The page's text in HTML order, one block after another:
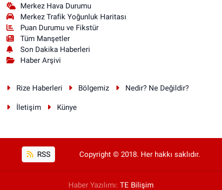
Merkez Hava Durumu
Merkez Trafik Yoğunluk Haritası
Puan Durumu ve Fikstür
Tüm Manşetler
Son Dakika Haberleri
Haber Arşivi
Rize Haberleri Bölgemiz Nedir? Ne Değildir?
İletişim Künye
RSS Copyright © 2018. Her hakkı saklıdır.
Haber Yazılımı: TE Bilişim